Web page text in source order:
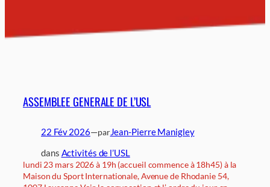
ASSEMBLEE GENERALE DE L’USL
22 Fév 2026—parJean-Pierre Manigley
dans Activités de l’USL
lundi 23 mars 2026 à 19h (accueil commence à 18h45) à la
Maison du Sport Internationale, Avenue de Rhodanie 54,